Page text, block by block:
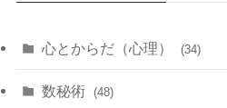
心とからだ（心理） (34)
数秘術 (48)